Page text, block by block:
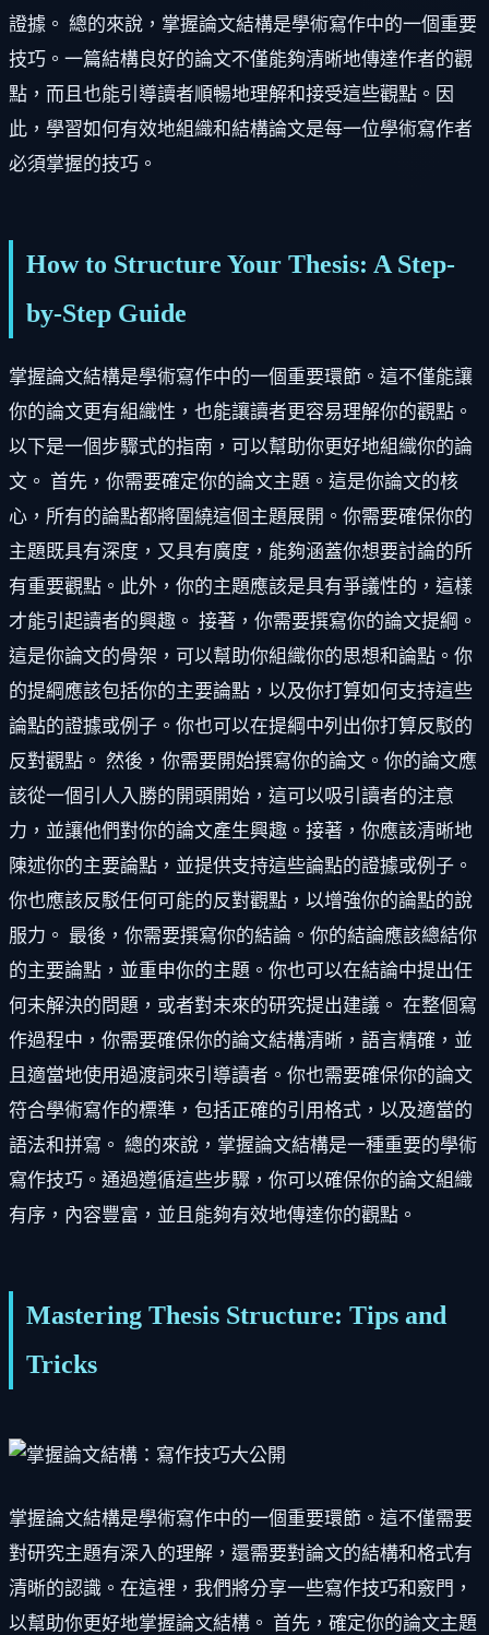
證據。 總的來說，掌握論文結構是學術寫作中的一個重要
技巧。一篇結構良好的論文不僅能夠清晰地傳達作者的觀
點，而且也能引導讀者順暢地理解和接受這些觀點。因
此，學習如何有效地組織和結構論文是每一位學術寫作者
必須掌握的技巧。
How to Structure Your Thesis: A Step-
by-Step Guide
掌握論文結構是學術寫作中的一個重要環節。這不僅能讓
你的論文更有組織性，也能讓讀者更容易理解你的觀點。
以下是一個步驟式的指南，可以幫助你更好地組織你的論
文。 首先，你需要確定你的論文主題。這是你論文的核
心，所有的論點都將圍繞這個主題展開。你需要確保你的
主題既具有深度，又具有廣度，能夠涵蓋你想要討論的所
有重要觀點。此外，你的主題應該是具有爭議性的，這樣
才能引起讀者的興趣。 接著，你需要撰寫你的論文提綱。
這是你論文的骨架，可以幫助你組織你的思想和論點。你
的提綱應該包括你的主要論點，以及你打算如何支持這些
論點的證據或例子。你也可以在提綱中列出你打算反駁的
反對觀點。 然後，你需要開始撰寫你的論文。你的論文應
該從一個引人入勝的開頭開始，這可以吸引讀者的注意
力，並讓他們對你的論文產生興趣。接著，你應該清晰地
陳述你的主要論點，並提供支持這些論點的證據或例子。
你也應該反駁任何可能的反對觀點，以增強你的論點的說
服力。 最後，你需要撰寫你的結論。你的結論應該總結你
的主要論點，並重申你的主題。你也可以在結論中提出任
何未解決的問題，或者對未來的研究提出建議。 在整個寫
作過程中，你需要確保你的論文結構清晰，語言精確，並
且適當地使用過渡詞來引導讀者。你也需要確保你的論文
符合學術寫作的標準，包括正確的引用格式，以及適當的
語法和拼寫。 總的來說，掌握論文結構是一種重要的學術
寫作技巧。通過遵循這些步驟，你可以確保你的論文組織
有序，內容豐富，並且能夠有效地傳達你的觀點。
Mastering Thesis Structure: Tips and
Tricks
掌握論文結構是學術寫作中的一個重要環節。這不僅需要
對研究主題有深入的理解，還需要對論文的結構和格式有
清晰的認識。在這裡，我們將分享一些寫作技巧和竅門，
以幫助你更好地掌握論文結構。 首先，確定你的論文主題